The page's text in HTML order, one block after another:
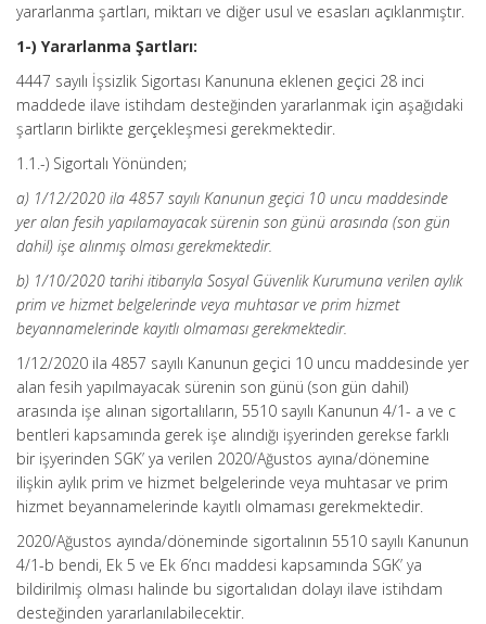
yararlanma şartları, miktarı ve diğer usul ve esasları açıklanmıştır.
1-) Yararlanma Şartları:
4447 sayılı İşsizlik Sigortası Kanununa eklenen geçici 28 inci
maddede ilave istihdam desteğinden yararlanmak için aşağıdaki
şartların birlikte gerçekleşmesi gerekmektedir.
1.1.-) Sigortalı Yönünden;
a) 1/12/2020 ila 4857 sayılı Kanunun geçici 10 uncu maddesinde
yer alan fesih yapılamayacak sürenin son günü arasında (son gün
dahil) işe alınmış olması gerekmektedir.
b) 1/10/2020 tarihi itibarıyla Sosyal Güvenlik Kurumuna verilen aylık
prim ve hizmet belgelerinde veya muhtasar ve prim hizmet
beyannamelerinde kayıtlı olmaması gerekmektedir.
1/12/2020 ila 4857 sayılı Kanunun geçici 10 uncu maddesinde yer
alan fesih yapılmayacak sürenin son günü (son gün dahil)
arasında işe alınan sigortalıların, 5510 sayılı Kanunun 4/1- a ve c
bentleri kapsamında gerek işe alındığı işyerinden gerekse farklı
bir işyerinden SGK’ ya verilen 2020/Ağustos ayına/dönemine
ilişkin aylık prim ve hizmet belgelerinde veya muhtasar ve prim
hizmet beyannamelerinde kayıtlı olmaması gerekmektedir.
2020/Ağustos ayında/döneminde sigortalının 5510 sayılı Kanunun
4/1-b bendi, Ek 5 ve Ek 6’ncı maddesi kapsamında SGK’ ya
bildirilmiş olması halinde bu sigortalıdan dolayı ilave istihdam
desteğinden yararlanılabilecektir.